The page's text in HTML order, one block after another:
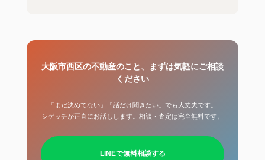
大阪市西区の不動産のこと、まずは気軽にご相談
ください
「まだ決めてない」「話だけ聞きたい」でも大丈夫です。
シゲッチが正直にお話しします。相談・査定は完全無料です。
LINEで無料相談する